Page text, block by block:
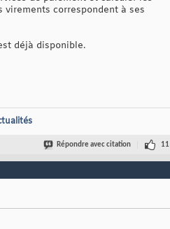
virements correspondent à ses
déjà disponible.
Répondre avec citation 11